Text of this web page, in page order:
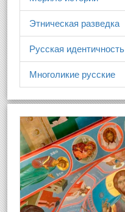
Этническая разведка
Русская идентичность
Многоликие русские